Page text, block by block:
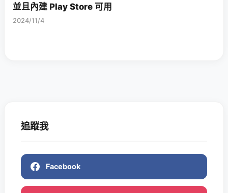
並且內建 Play Store 可用
2024/11/4
追蹤我
Facebook